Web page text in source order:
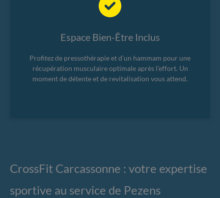
Espace Bien-Être Inclus
Profitez de pressothérapie et d’un hammam pour une
récupération musculaire optimale après l’effort. Un
moment de détente et de revitalisation vous attend.
CrossFit Carcassonne : votre expertise
sportive au service de Pezens